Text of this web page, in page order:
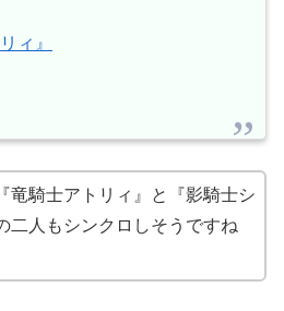
ィ』
竜騎士アトリィ』と『影騎士シ
二人もシンクロしそうですね